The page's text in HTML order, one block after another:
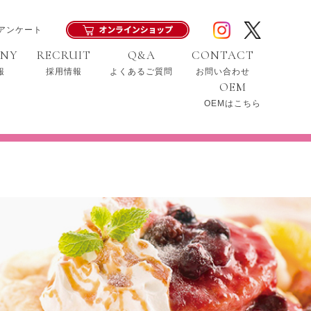
ンケート
RECRUIT
採用情報
Q&A
よくあるご質問
CONTACT
お問い合わせ
OEM
OEMはこちら